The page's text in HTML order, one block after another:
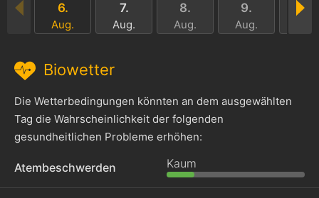
6.
Aug.
7.
Aug.
8.
Aug.
9.
Aug.
10.
Biowetter
Die Wetterbedingungen könnten an dem ausgewählten
Tag die Wahrscheinlichkeit der folgenden
gesundheitlichen Probleme erhöhen:
Atembeschwerden Kaum